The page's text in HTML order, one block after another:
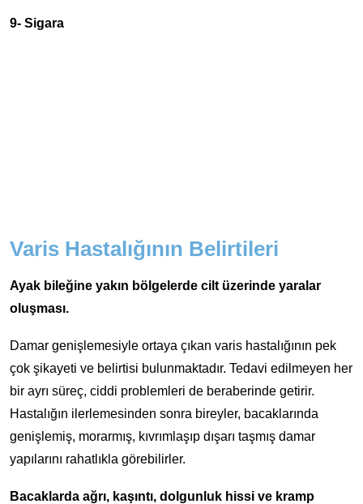
9- Sigara
Varis Hastalığının Belirtileri
Ayak bileğine yakın bölgelerde cilt üzerinde yaralar
oluşması.
Damar genişlemesiyle ortaya çıkan varis hastalığının pek
çok şikayeti ve belirtisi bulunmaktadır. Tedavi edilmeyen her
bir ayrı süreç, ciddi problemleri de beraberinde getirir.
Hastalığın ilerlemesinden sonra bireyler, bacaklarında
genişlemiş, morarmış, kıvrımlaşıp dışarı taşmış damar
yapılarını rahatlıkla görebilirler.
Bacaklarda ağrı, kaşıntı, dolgunluk hissi ve kramp